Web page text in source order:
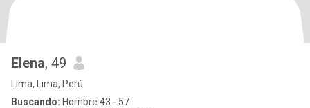
Elena, 49
Lima, Lima, Perú
Buscando: Hombre 43 - 57